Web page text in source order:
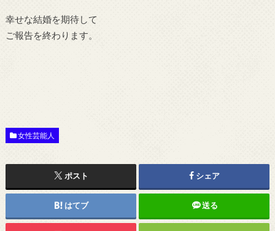
幸せな結婚を期待して
ご報告を終わります。
女性芸能人
ポスト シェア
はてブ 送る